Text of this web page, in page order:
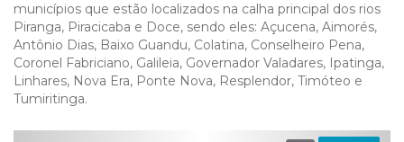
municípios que estão localizados na calha principal dos rios
Piranga, Piracicaba e Doce, sendo eles: Açucena, Aimorés,
Antônio Dias, Baixo Guandu, Colatina, Conselheiro Pena,
Coronel Fabriciano, Galileia, Governador Valadares, Ipatinga,
Linhares, Nova Era, Ponte Nova, Resplendor, Timóteo e
Tumiritinga.